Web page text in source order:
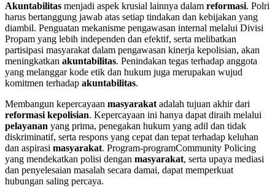
Akuntabilitas menjadi aspek krusial lainnya dalam reformasi. Polri
harus bertanggung jawab atas setiap tindakan dan kebijakan yang
diambil. Penguatan mekanisme pengawasan internal melalui Divisi
Propam yang lebih independen dan efektif, serta melibatkan
partisipasi masyarakat dalam pengawasan kinerja kepolisian, akan
meningkatkan akuntabilitas. Penindakan tegas terhadap anggota
yang melanggar kode etik dan hukum juga merupakan wujud
komitmen terhadap akuntabilitas.
Membangun kepercayaan masyarakatadalah tujuan akhir dari
reformasi kepolisian. Kepercayaan ini hanya dapat diraih melalui
pelayanan yang prima, penegakan hukum yang adil dan tidak
diskriminatif, serta respons yang cepat dan tepat terhadap keluhan
dan aspirasi masyarakat. Program-programCommunity Policing
yang mendekatkan polisi dengan masyarakat, serta upaya mediasi
dan penyelesaian masalah secara damai, dapat memperkuat
hubungan saling percaya.